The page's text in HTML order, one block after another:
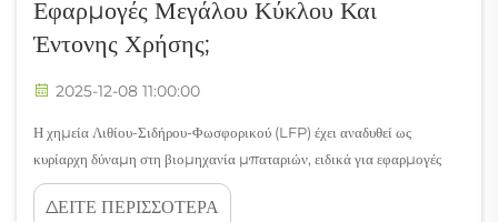
Εφαρμογές Μεγάλου Κύκλου Και
Έντονης Χρήσης;
2025-12-08 11:00:00
Η χημεία Λιθίου-Σιδήρου-Φωσφορικού (LFP) έχει αναδυθεί ως
κυρίαρχη δύναμη στη βιομηχανία μπαταριών, ειδικά για εφαρμογές
που απαιτούν εξαιρετική διάρκεια ζωής και αξιόπιστη απόδοση υπό
συνθήκες έντονης χρήσης. Αυτή η προηγμένη τεχνολογία μπαταρίας...
ΔΕΙΤΕ ΠΕΡΙΣΣΟΤΕΡΑ